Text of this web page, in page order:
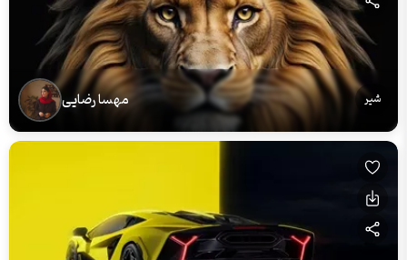
شیر مهسا رضایی